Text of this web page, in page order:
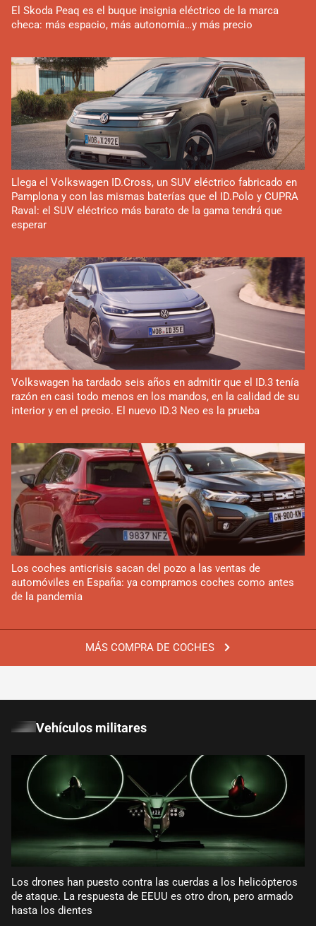
MÁS COMPRA DE COCHES
El Skoda Peaq es el buque insignia eléctrico de la marca
checa: más espacio, más autonomía…y más precio
Llega el Volkswagen ID.Cross, un SUV eléctrico fabricado en
Pamplona y con las mismas baterías que el ID.Polo y CUPRA
Raval: el SUV eléctrico más barato de la gama tendrá que
esperar
Volkswagen ha tardado seis años en admitir que el ID.3 tenía
razón en casi todo menos en los mandos, en la calidad de su
interior y en el precio. El nuevo ID.3 Neo es la prueba
Los coches anticrisis sacan del pozo a las ventas de
automóviles en España: ya compramos coches como antes
de la pandemia
Vehículos militares
Los drones han puesto contra las cuerdas a los helicópteros
de ataque. La respuesta de EEUU es otro dron, pero armado
hasta los dientes